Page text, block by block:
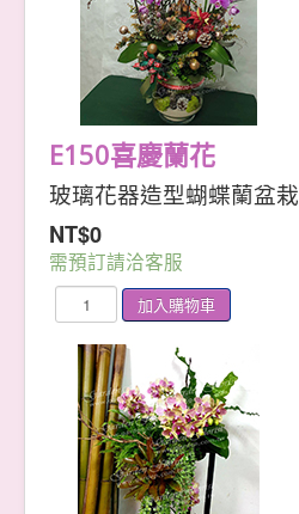
E150喜慶蘭花
玻璃花器造型蝴蝶蘭盆栽
NT$0
需預訂請洽客服